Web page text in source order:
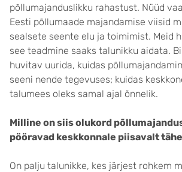
põllumajanduslikku rahastust. Nüüd
Eesti põllumaade majandamise viisid
sealsete seente elu ja toimimist. Meid
see teadmine saaks talunikku aidata.
huvitav uurida, kuidas
seeni nende tegevuses; kuidas
talumees oleks samal ajal õnnelik.
Milline on siis olukord
pööravad keskkonnale piisavalt
On palju talunikke, kes järjest rohkem